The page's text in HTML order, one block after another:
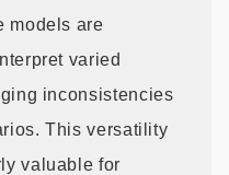
models are
varied
inconsistencies
This versatility
valuable for